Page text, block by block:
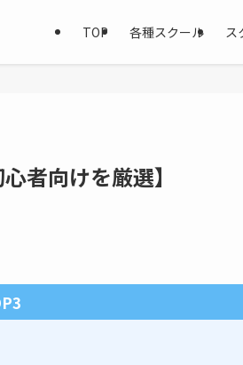
TOP 各種スクール ス
者向けを厳選】